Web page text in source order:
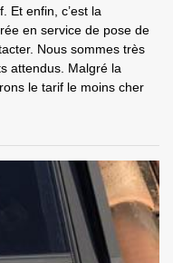
Et enfin, c’est la
en service de pose de
Nous sommes très
attendus. Malgré la
le tarif le moins cher